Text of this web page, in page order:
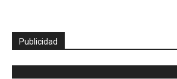
Publicidad